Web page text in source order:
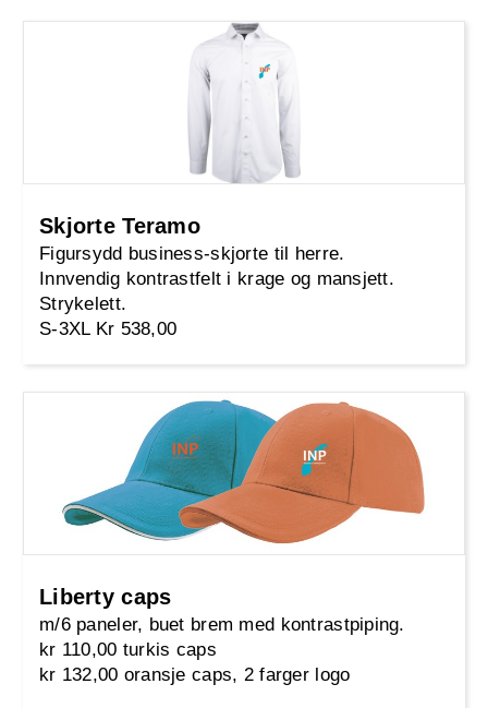
Skjorte Teramo
Figursydd business-skjorte til herre.
Innvendig kontrastfelt i krage og mansjett.
Strykelett.
S-3XL Kr 538,00
Liberty caps
m/6 paneler, buet brem med kontrastpiping.
kr 110,00 turkis caps
kr 132,00 oransje caps, 2 farger logo